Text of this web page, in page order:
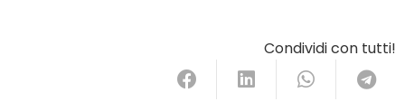
Condividi con tutti!